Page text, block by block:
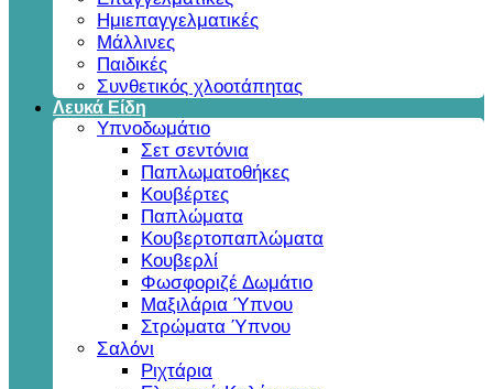
Ημιεπαγγελματικές
Μάλλινες
Παιδικές
Συνθετικός χλοοτάπητας
Λευκά Είδη
Υπνοδωμάτιο
Σετ σεντόνια
Παπλωματοθήκες
Κουβέρτες
Παπλώματα
Κουβερτοπαπλώματα
Κουβερλί
Φωσφοριζέ Δωμάτιο
Μαξιλάρια Ύπνου
Στρώματα Ύπνου
Σαλόνι
Ριχτάρια